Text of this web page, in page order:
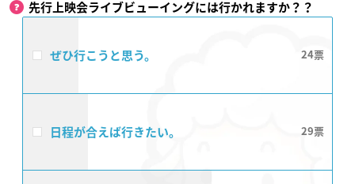
先行上映会ライブビューイングには行かれますか？？
ぜひ行こうと思う。 24
日程が合えば行きたい。 29